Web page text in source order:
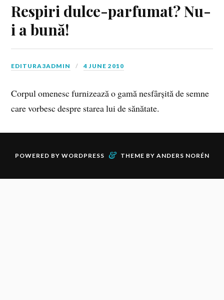
Respiri dulce-parfumat? Nu-
i a bună!
EDITURA3ADMIN 4 JUNE 2010
Corpul omenesc furnizează o gamă nesfârșită de semne
care vorbesc despre starea lui de sănătate.
POWERED BY WORDPRESS & THEME BY ANDERS NORÉN